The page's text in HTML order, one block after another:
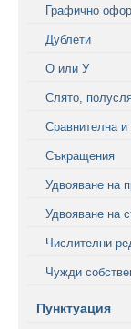
Графично
Дублети
О или У
Слято,
Сравнителна и
Съкращения
Удвояване на
Удвояване на
Числителни
Чужди
Пунктуация